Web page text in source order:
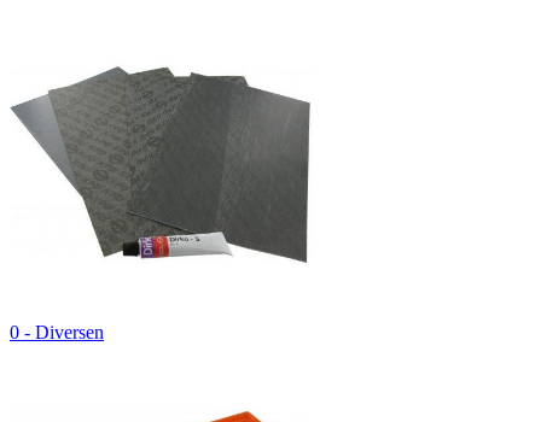
0 - Diversen